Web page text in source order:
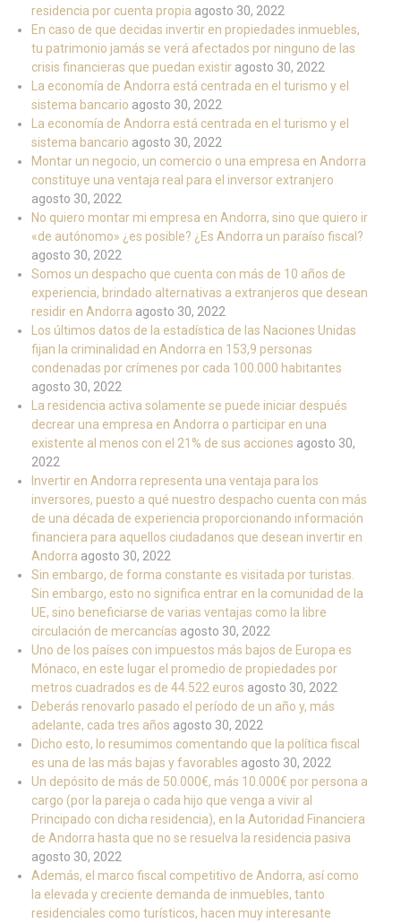
residencia por cuenta propia agosto 30, 2022
En caso de que decidas invertir en propiedades inmuebles,
tu patrimonio jamás se verá afectados por ninguno de las
crisis financieras que puedan existir agosto 30, 2022
La economía de Andorra está centrada en el turismo y el
sistema bancario agosto 30, 2022
La economía de Andorra está centrada en el turismo y el
sistema bancario agosto 30, 2022
Montar un negocio, un comercio o una empresa en Andorra
constituye una ventaja real para el inversor extranjero
agosto 30, 2022
No quiero montar mi empresa en Andorra, sino que quiero ir
«de autónomo» ¿es posible? ¿Es Andorra un paraíso fiscal?
agosto 30, 2022
Somos un despacho que cuenta con más de 10 años de
experiencia, brindado alternativas a extranjeros que desean
residir en Andorra agosto 30, 2022
Los últimos datos de la estadística de las Naciones Unidas
fijan la criminalidad en Andorra en 153,9 personas
condenadas por crímenes por cada 100.000 habitantes
agosto 30, 2022
La residencia activa solamente se puede iniciar después
decrear una empresa en Andorra o participar en una
existente al menos con el 21% de sus acciones agosto 30,
2022
Invertir en Andorra representa una ventaja para los
inversores, puesto a qué nuestro despacho cuenta con más
de una década de experiencia proporcionando información
financiera para aquellos ciudadanos que desean invertir en
Andorra agosto 30, 2022
Sin embargo, de forma constante es visitada por turistas.
Sin embargo, esto no significa entrar en la comunidad de la
UE, sino beneficiarse de varias ventajas como la libre
circulación de mercancías agosto 30, 2022
Uno de los países con impuestos más bajos de Europa es
Mónaco, en este lugar el promedio de propiedades por
metros cuadrados es de 44.522 euros agosto 30, 2022
Deberás renovarlo pasado el período de un año y, más
adelante, cada tres años agosto 30, 2022
Dicho esto, lo resumimos comentando que la política fiscal
es una de las más bajas y favorables agosto 30, 2022
Un depósito de más de 50.000€, más 10.000€ por persona a
cargo (por la pareja o cada hijo que venga a vivir al
Principado con dicha residencia), en la Autoridad Financiera
de Andorra hasta que no se resuelva la residencia pasiva
agosto 30, 2022
Además, el marco fiscal competitivo de Andorra, así como
la elevada y creciente demanda de inmuebles, tanto
residenciales como turísticos, hacen muy interesante